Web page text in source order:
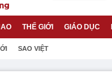
THẾ GIỚI GIÁO DỤC
SAO VIỆT